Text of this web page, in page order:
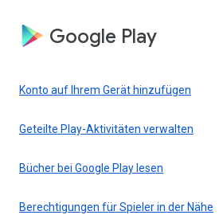
Google Play
Konto auf Ihrem Gerät hinzufügen
Geteilte Play-Aktivitäten verwalten
Bücher bei Google Play lesen
Berechtigungen für Spieler in der Nähe